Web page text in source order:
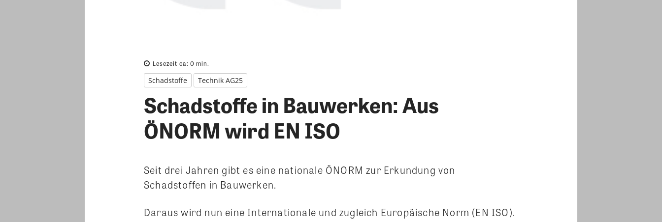
Lesezeit ca: 0 min.
Schadstoffe Technik AG25
Schadstoffe in Bauwerken: Aus
ÖNORM wird EN ISO
Seit drei Jahren gibt es eine nationale ÖNORM zur Erkundung von
Schadstoffen in Bauwerken.
Daraus wird nun eine Internationale und zugleich Europäische Norm (EN ISO).